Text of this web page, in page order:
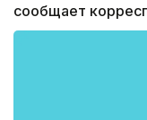
сообщает